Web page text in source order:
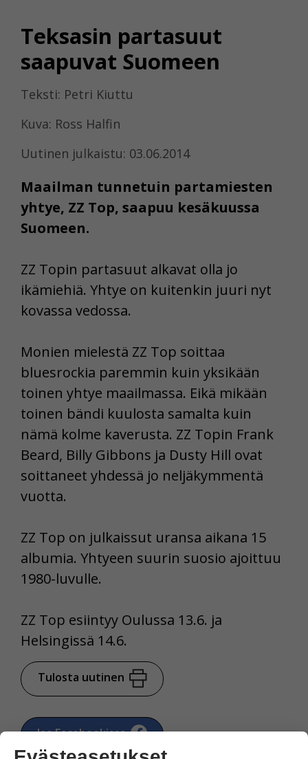
Teksasin partasuut
saapuvat Suomeen
Teksti: Petri Kiuttu
Kuva: Ross Halfin
Uutinen julkaistu: 03.06.2014
Maailman tunnetuin partamiesten
yhtye, ZZ Top, saapuu kesäkuussa
Suomeen.
ZZ Topin partasuut alkavat olla jo
ikämiehiä. Yhtye on kuitenkin juuri nyt
kovassa vedossa.
Monien mielestä ZZ Top soittaa
bluesrockia paremmin kuin yksikään
toinen yhtye maailmassa. Eikä mikään
toinen bändi kuulosta samalta kuin
nämä kolme kaverusta. ZZ Topin Frank
Beard, Billy Gibbons ja Dusty Hill ovat
soittaneet yhdessä jo neljäkymmentä
vuotta.
ZZ Top on julkaissut uransa aikana 15
albumia. Yhtyeen suurin suosio ajoittuu
1980-luvulle.
ZZ Top esiintyy Oulussa 13.6. ja
Helsingissä 14.6.
Tulosta uutinen
Jaa Facebookissa